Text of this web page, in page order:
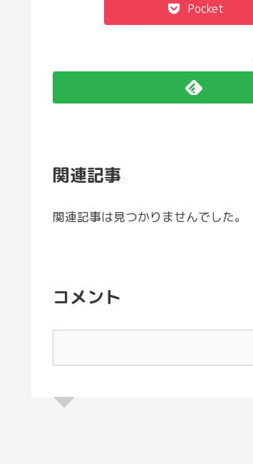
Pocket
関連記事
関連記事は見つかりませんでした。
コメント